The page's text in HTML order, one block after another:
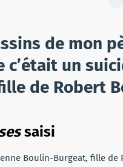
de mon
c’était un
de Robert
saisi
Boulin-Burgeat, fille